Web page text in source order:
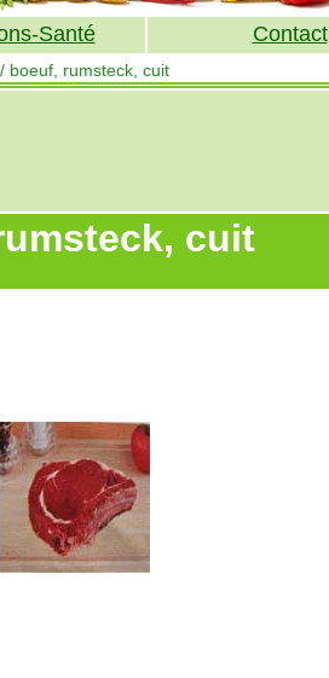
Santé Contact
/ boeuf, rumsteck, cuit
cuit